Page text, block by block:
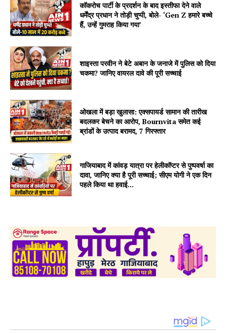
कॉकरोच पार्टी के प्रदर्शन के बाद इस्तीफा देने वाले
धर्मेंद्र प्रधान ने तोड़ी चुप्पी, बोले- ‘Gen Z हमारे बच्चे
हैं, उन्हें गुमराह किया गया’
शाइस्ता परवीन ने बेटे अबान के जनाजे में पुलिस को दिया
चकमा? जानिए वायरल दावे की पूरी सच्चाई
ओखला में बड़ा खुलासा: एक्सपायर्ड सामान की तारीख
बदलकर बेचने का आरोप, Bournvita समेत कई
ब्रांडों के उत्पाद बरामद, 7 गिरफ्तार
गाजियाबाद में कांवड़ यात्रा पर हेलीकॉप्टर से पुष्पवर्षा का
दावा, जानिए क्या है पूरी सच्चाई; सीएम योगी ने एक दिन
पहले किया था हवाई...